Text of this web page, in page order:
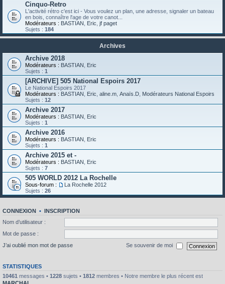
Cinquo-Retro
L'activité rétro c'est ici - Vous voulez un plan, une adresse, signaler un bateau
en bois, connaître l'age de votre canot...
Modérateurs : BASTIAN Eric jf paget
Sujets : 184
Archives
Archive 2018
Modérateurs : BASTIAN
Eric
Sujets : 1
[ARCHIVE] 505 National Espoirs 2017
Le National Espoirs 2017
Modérateurs : BASTIAN Eric aline.m Anaïs.D Modérateurs National Espoirs
Sujets : 12
Archive 2017
Modérateurs : BASTIAN
Eric
Sujets : 1
Archive 2016
Modérateurs : BASTIAN
Eric
Sujets : 1
Archive 2015 et -
Modérateurs : BASTIAN
Eric
Sujets : 7
505 WORLD 2012 La Rochelle
Sous-forum :
La Rochelle 2012
Sujets : 26
CONNEXION • INSCRIPTION
Nom d’utilisateur :
Mot de passe :
J’ai oublié mon mot de passe
Se souvenir de moi
STATISTIQUES
10461 messages • 1228 sujets • 1812 membres • Notre membre le plus récent est